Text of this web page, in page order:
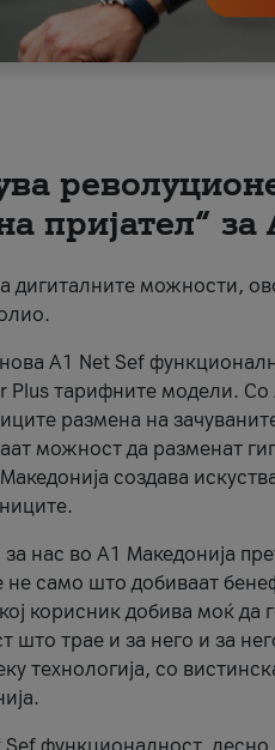
пријател“
дигиталните можности,
A1 Net Sef
тарифните модели. Со
размена на зачуваните
можност да разменат
создава
нас во А1 Македонија
само што добиваат
корисник добива моќ да
трае и за него и за
технологија, со